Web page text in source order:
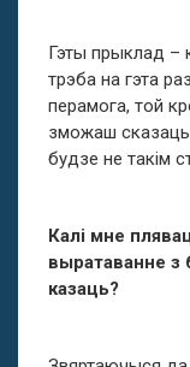
Гэты прыклад –
трэба на гэта
перамога, той
зможаш сказаць
будзе не такім
Калі мне
выратаванне з
казаць?